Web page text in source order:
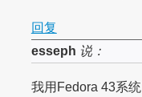
回复
esseph 说：
我用Fedora 43系